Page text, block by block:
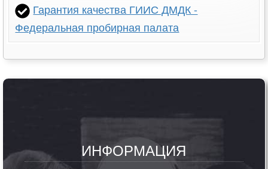
Гарантия качества ГИИС ДМДК -
Федеральная пробирная палата
ИНФОРМАЦИЯ